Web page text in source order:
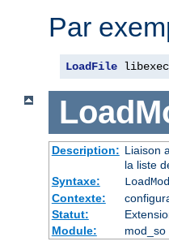
Par
LoadFile libexec
Description: Liaison
la liste
Syntaxe:
Contexte:
Statut:
Module:
mod_so